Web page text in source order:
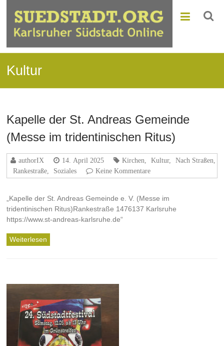
Kultur
Kapelle der St. Andreas Gemeinde
(Messe im tridentinischen Ritus)
authorIX 14. April 2025 Kirchen Kultur, Nach Straßen
Rankestraße
Soziales Keine Kommentare
„Kapelle der St. Andreas Gemeinde e. V. (Messe im
tridentinischen Ritus)Rankestraße 1476137 Karlsruhe
https://www.st-andreas-karlsruhe.de“
Weiterlesen